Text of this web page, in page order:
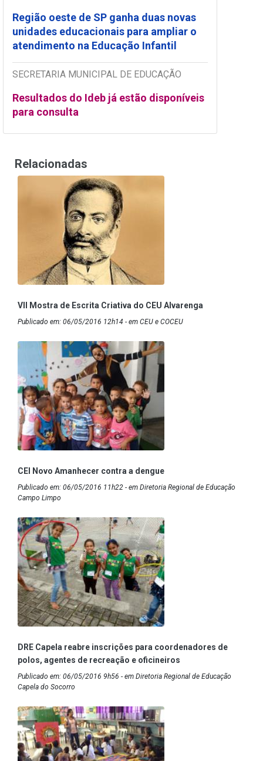
Região oeste de SP ganha duas novas
unidades educacionais para ampliar o
atendimento na Educação Infantil
SECRETARIA MUNICIPAL DE EDUCAÇÃO
Resultados do Ideb já estão disponíveis
para consulta
Relacionadas
VII Mostra de Escrita Criativa do CEU Alvarenga
Publicado em: 06/05/2016 12h14 - em CEU e COCEU
CEI Novo Amanhecer contra a dengue
Publicado em: 06/05/2016 11h22 - em Diretoria Regional de Educação
Campo Limpo
DRE Capela reabre inscrições para coordenadores de
polos, agentes de recreação e oficineiros
Publicado em: 06/05/2016 9h56 - em Diretoria Regional de Educação
Capela do Socorro